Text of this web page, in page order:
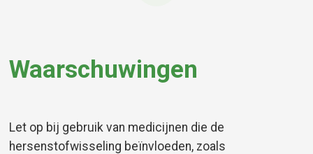
Waarschuwingen
Let op bij gebruik van medicijnen die de
hersenstofwisseling beïnvloeden, zoals